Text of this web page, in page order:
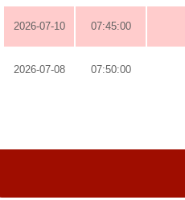
2026-07-10 07:45:00
2026-07-08 07:50:00